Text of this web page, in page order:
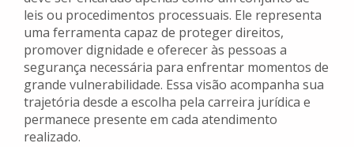
leis ou procedimentos processuais. Ele representa
uma ferramenta capaz de proteger direitos,
promover dignidade e oferecer às pessoas a
segurança necessária para enfrentar momentos de
grande vulnerabilidade. Essa visão acompanha sua
trajetória desde a escolha pela carreira jurídica e
permanece presente em cada atendimento
realizado.